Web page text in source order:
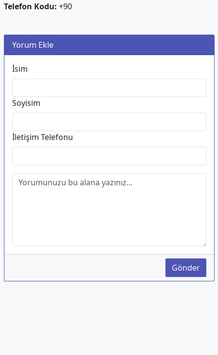
Telefon Kodu: +90
Yorum Ekle
İsim
Soyisim
İletişim Telefonu
Gönder